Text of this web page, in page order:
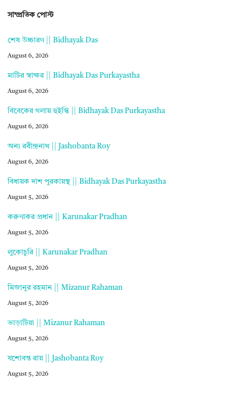
সাম্প্রতিক পোস্ট
শেষ উচ্চারণ || Bidhayak Das
August 6, 2026
মাটির স্বাক্ষর || Bidhayak Das Purkayastha
August 6, 2026
বিবেকের গলায় হুইস্কি || Bidhayak Das Purkayastha
August 6, 2026
অন্য রবীন্দ্রনাথ || Jashobanta Roy
August 6, 2026
বিধায়ক দাশ পুরকায়স্থ || Bidhayak Das Purkayastha
August 5, 2026
করুণাকর প্রধান || Karunakar Pradhan
August 5, 2026
লুকোচুরি || Karunakar Pradhan
August 5, 2026
মিজানুর রহমান || Mizanur Rahaman
August 5, 2026
ভাড়াটিয়া || Mizanur Rahaman
August 5, 2026
যশোবন্ত রায় || Jashobanta Roy
August 5, 2026